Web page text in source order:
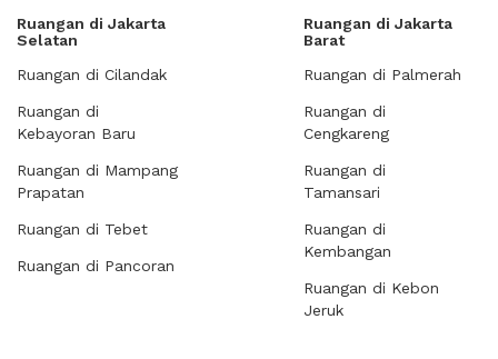
Ruangan di Jakarta
Selatan
Ruangan di Cilandak
Ruangan di
Kebayoran Baru
Ruangan di Mampang
Prapatan
Ruangan di Tebet
Ruangan di Pancoran
Ruangan di Jakarta
Barat
Ruangan di Palmerah
Ruangan di
Cengkareng
Ruangan di
Tamansari
Ruangan di
Kembangan
Ruangan di Kebon
Jeruk